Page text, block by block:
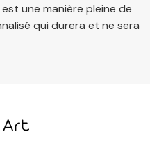
une manière pleine de
qui durera et ne sera